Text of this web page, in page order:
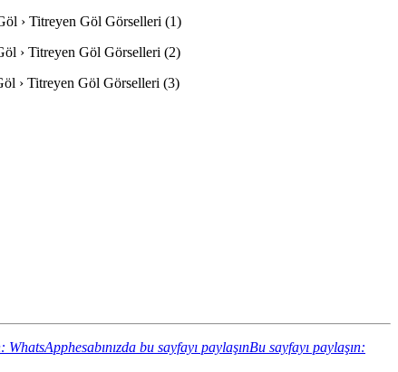
› Titreyen Göl Görselleri (1)
› Titreyen Göl Görselleri (2)
› Titreyen Göl Görselleri (3)
WhatsApphesabınızda bu sayfayı paylaşınBu sayfayı paylaşın: